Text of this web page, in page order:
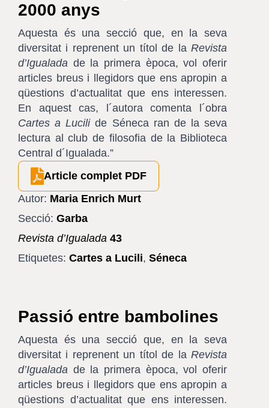
2000 anys
Aquesta és una secció que, en la seva
diversitat i reprenent un títol de la Revista
d’Igualada de la primera època, vol oferir
articles breus i llegidors que ens apropin a
qüestions d’actualitat que ens interessen.
En aquest cas, l´autora comenta l´obra
Cartes a Lucilide Séneca ran de la seva
lectura al club de filosofia de la Biblioteca
Central d´Igualada.”
Article complet PDF
Autor: Maria Enrich Murt
Secció: Garba
Revista d’Igualada 43
Etiquetes: Cartes a Lucili, Séneca
Passió entre bambolines
Aquesta és una secció que, en la seva
diversitat i reprenent un títol de la Revista
d’Igualada de la primera època, vol oferir
articles breus i llegidors que ens apropin a
qüestions d’actualitat que ens interessen.